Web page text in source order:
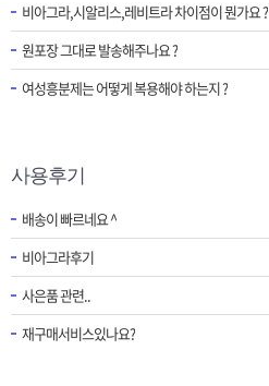
비아그라,시알리스,레비트라 차이점이 뭔가요 ?
원포장 그대로 발송해주나요 ?
여성흥분제는 어떻게 복용해야 하는지 ?
사용후기
배송이 빠르네요 ^
비아그라후기
사은품 관련..
재구매서비스있나요?